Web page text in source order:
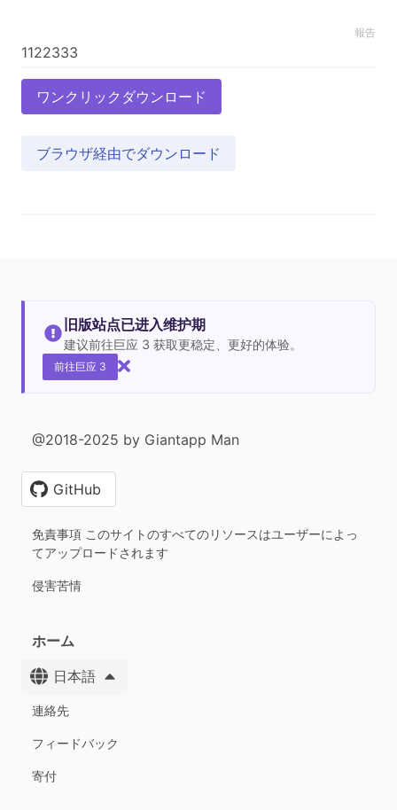
報告
ワンクリックダウンロード
ブラウザ経由でダウンロード
旧版站点已进入维护期
建议前往巨应 3 获取更稳定、更好的体验。
前往巨应 3
@2018-2025 by Giantapp Man
GitHub
免責事項 このサイトのすべてのリソースはユーザーによっ
てアップロードされます
侵害苦情
ホーム
日本語
連絡先
フィードバック
寄付